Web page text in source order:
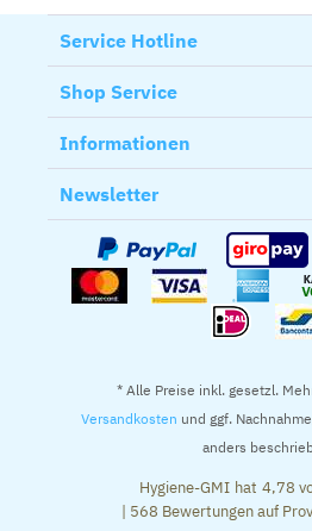
Service Hotline
Shop Service
Informationen
Newsletter
* Alle Preise inkl. gesetzl.
Versandkosten und ggf.
anders
Hygiene-GMI hat 4,78
| 568 Bewertungen auf